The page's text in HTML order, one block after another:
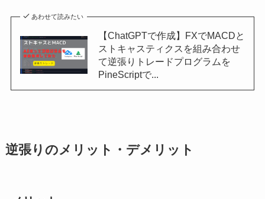
あわせて読みたい
【ChatGPTで作成】FXでMACDと
ストキャスティクスを組み合わせ
て逆張りトレードプログラムを
PineScriptで...
逆張りのメリット・デメリット